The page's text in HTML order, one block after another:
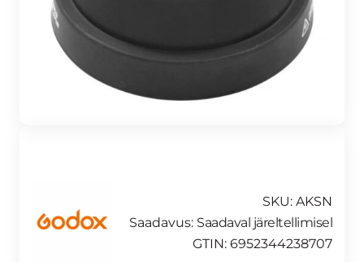
SKU: AKSN
Saadavus: Saadaval järeltellimisel
GTIN: 6952344238707